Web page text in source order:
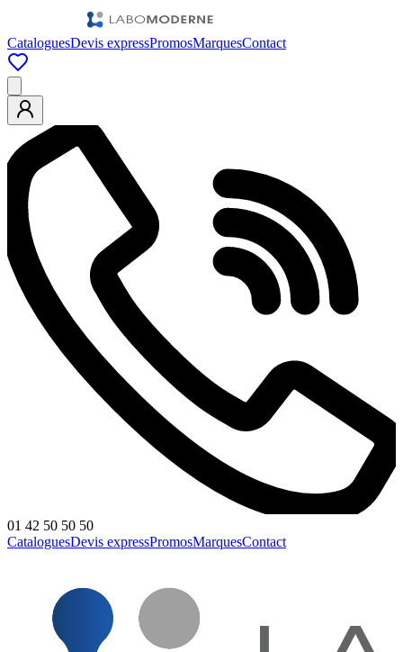
CataloguesDevis expressPromosMarquesContact
01 42 50 50 50
CataloguesDevis expressPromosMarquesContact